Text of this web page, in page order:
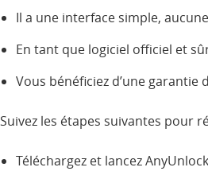
Il a une interface simple,
En tant que logiciel officiel et
Vous bénéficiez d’une
Suivez les étapes suivantes pour
Téléchargez et lancez